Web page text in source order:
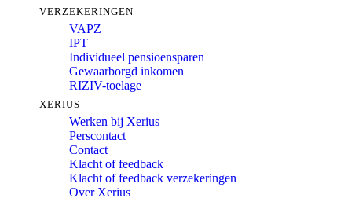
VERZEKERINGEN
VAPZ
IPT
Individueel pensioensparen
Gewaarborgd inkomen
RIZIV-toelage
XERIUS
Werken bij Xerius
Perscontact
Contact
Klacht of feedback
Klacht of feedback verzekeringen
Over Xerius